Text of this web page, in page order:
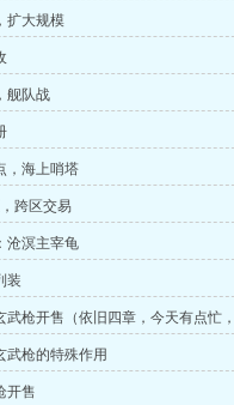
扩大规模
舰队战
，海上哨塔
跨区交易
沧溟主宰龟
装
武枪开售（依旧四章，今天有点忙
武枪的特殊作用
开售